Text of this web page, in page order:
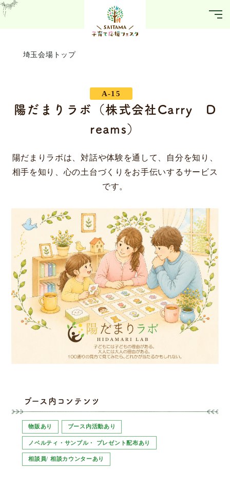
埼玉会場トップ
A-15
陽だまりラボ（株式会社Carry D
reams）
陽だまりラボは、対話や体験を通して、自分を知り、
相手を知り、心の土台づくりをお手伝いするサービス
です。
ブース内コンテンツ
物販あり ブース内活動あり
ノベルティ・サンプル・ プレゼント配布あり
相談員/ 相談カウンターあり